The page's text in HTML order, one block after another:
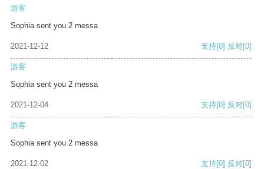
游客
Sophia sent you 2 messa
2021-12-12 支持[0] 反对[0]
游客
Sophia sent you 2 messa
2021-12-04 支持[0] 反对[0]
游客
Sophia sent you 2 messa
2021-12-02 支持[0] 反对[0]